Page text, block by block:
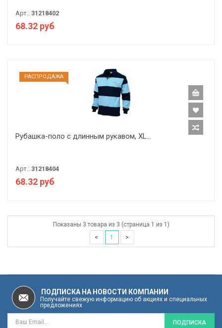
Арт.: 31218402
68.32 руб
РАCПРОДАЖА
Рубашка-поло с длинным рукавом, XL...
Арт.: 31218404
68.32 руб
Показаны 3 товара из 3 (страница 1 из 1)
<
1 >
ПОДПИСКА НА НОВОСТИ КОМПАНИИ
Получайте свежую информацию об акциях и специальных
предложениях
ПОДПИСКА